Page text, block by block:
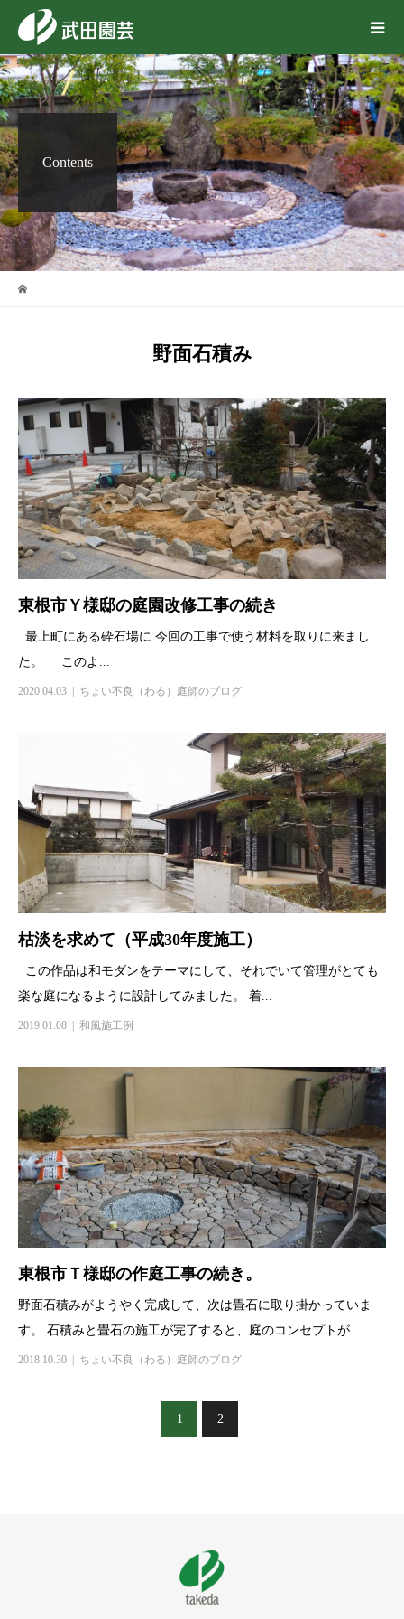
Contents
野面石積み
東根市Ｙ様邸の庭園改修工事の続き
最上町にある砕石場に 今回の工事で使う材料を取りに来まし
た。 このよ...
2020.04.03 ちょい不良（わる）庭師のブログ
枯淡を求めて（平成30年度施工）
この作品は和モダンをテーマにして、それでいて管理がとても
楽な庭になるように設計してみました。 着...
2019.01.08 和風施工例
東根市Ｔ様邸の作庭工事の続き。
野面石積みがようやく完成して、次は畳石に取り掛かっていま
す。 石積みと畳石の施工が完了すると、庭のコンセプトが...
2018.10.30 ちょい不良（わる）庭師のブログ
1 2